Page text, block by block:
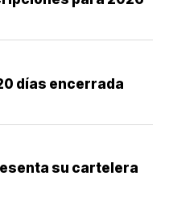
días encerrada
su cartelera